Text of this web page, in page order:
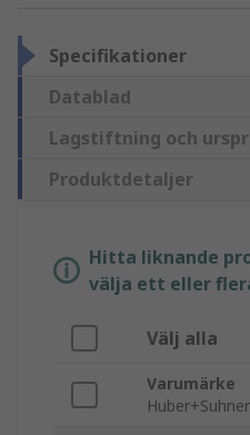
Specifikationer
Datablad
Lagstiftning och
Produktdetaljer
Hitta liknande
välja ett eller
Välj alla
Varumärke
Huber+Suhner